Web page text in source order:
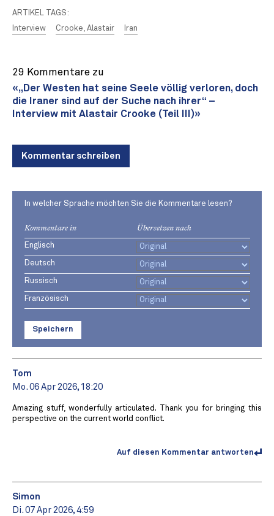
ARTIKEL TAGS:
Interview
Crooke, Alastair Iran
29 Kommentare zu
«„Der Westen hat seine Seele völlig verloren, doch
die Iraner sind auf der Suche nach ihrer“ –
Interview mit Alastair Crooke (Teil III)»
Kommentar schreiben
In welcher Sprache möchten Sie die Kommentare lesen?
Kommentare in Übersetzen nach
Englisch
Deutsch
Russisch
Französisch
Speichern
Tom
Mo. 06 Apr 2026, 18:20
Amazing stuff, wonderfully articulated. Thank you for bringing this
perspective on the current world conflict.
Auf diesen Kommentar antworten
Simon
Di. 07 Apr 2026, 4:59